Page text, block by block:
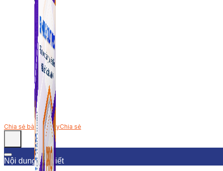
Chia sẻ bài viết nàyChia sẻ
Nội dung bài viết